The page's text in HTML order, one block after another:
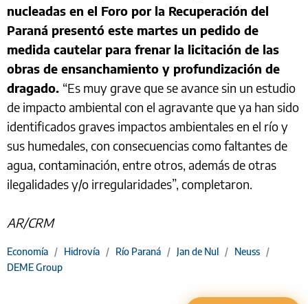
nucleadas en el Foro por la Recuperación del
Paraná presentó este martes un pedido de
medida cautelar para frenar la licitación de las
obras de ensanchamiento y profundización de
dragado. “Es muy grave que se avance sin un estudio
de impacto ambiental con el agravante que ya han sido
identificados graves impactos ambientales en el río y
sus humedales, con consecuencias como faltantes de
agua, contaminación, entre otros, además de otras
ilegalidades y/o irregularidades”, completaron.
AR/CRM
Economía / Hidrovía / Río Paraná / Jan de Nul / Neuss /
DEME Group